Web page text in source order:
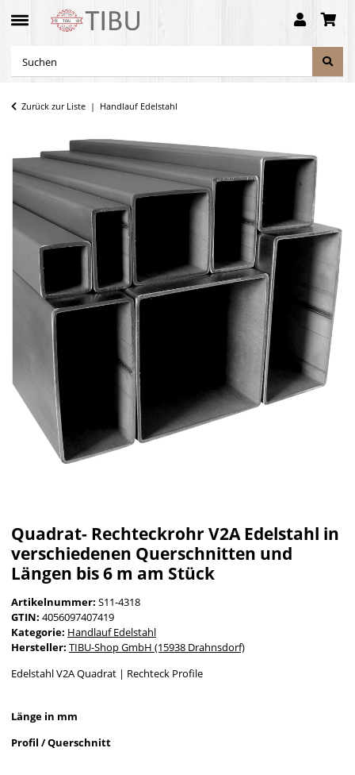
Zurück zur Liste Handlauf Edelstahl
Quadrat- Rechteckrohr V2A Edelstahl in
verschiedenen Querschnitten und
Längen bis 6 m am Stück
Artikelnummer: S11-4318
GTIN: 4056097407419
Kategorie: Handlauf Edelstahl
Hersteller: TIBU-Shop GmbH (15938 Drahnsdorf)
Edelstahl V2A Quadrat | Rechteck Profile
Länge in mm
Profil / Querschnitt